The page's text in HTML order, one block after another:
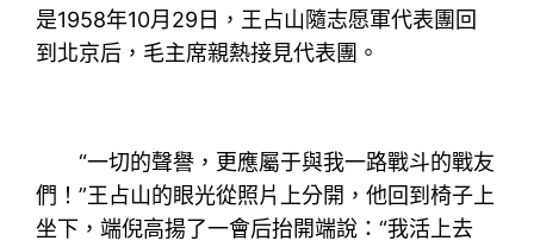
是1958年10月29日，王占山隨志愿軍代表團回
到北京后，毛主席親熱接見代表團。
“一切的聲譽，更應屬于與我一路戰斗的戰友
們！”王占山的眼光從照片上分開，他回到椅子上
坐下，端倪高揚了一會后抬開端說：“我活上去